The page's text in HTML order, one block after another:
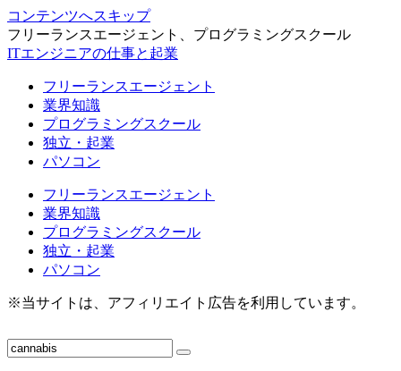
コンテンツへスキップ
フリーランスエージェント、プログラミングスクール
ITエンジニアの仕事と起業
フリーランスエージェント
業界知識
プログラミングスクール
独立・起業
パソコン
フリーランスエージェント
業界知識
プログラミングスクール
独立・起業
パソコン
※当サイトは、アフィリエイト広告を利用しています。